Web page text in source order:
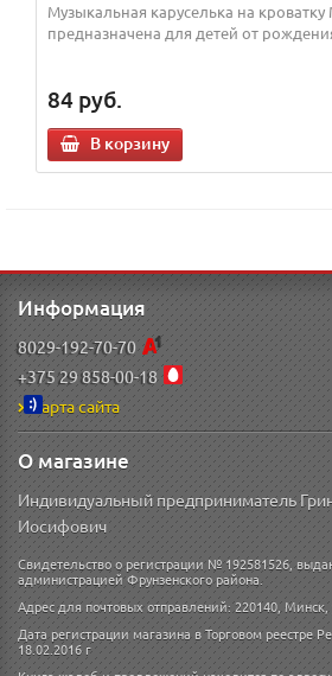
Музыкальная каруселька на
предназначена для детей от
84 руб.
В корзину
Информация
8029-192-70-70
+375 29 858-00-18
Карта сайта
О магазине
Индивидуальный предприниматель
Иосифович
Свидетельство о регистрации № 192581526,
администрацией Фрунзенского района.
Адрес для почтовых отправлений: 220140,
Дата регистрации магазина в Торговом реестре
18.02.2016 г